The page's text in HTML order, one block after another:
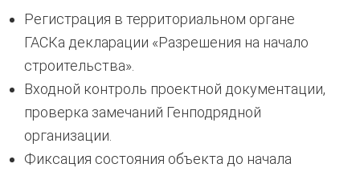
Регистрация в территориальном органе
ГАСКа декларации «Разрешения на начало
строительства».
Входной контроль проектной документации,
проверка замечаний Генподрядной
организации.
Фиксация состояния объекта до начала